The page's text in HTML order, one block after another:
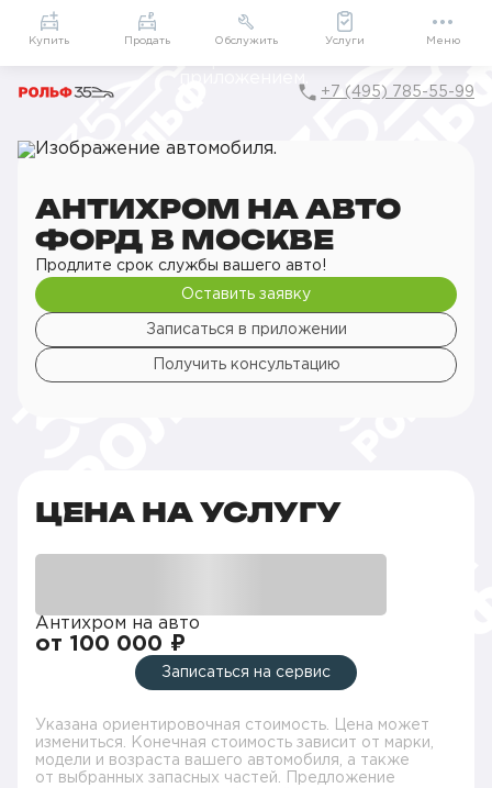
Приложение
Мой РОЛЬФ
Подарки внутри
+7 (495) 785-55-99
Главная
РОЛЬФ Сервис
Сервис Ford
Детейлинг
Оклейка деталей кузова
Антихром на авто
АНТИХРОМ НА АВТО
ФОРД В МОСКВЕ
Продлите срок службы вашего авто!
Оставить заявку
Записаться в приложении
Получить консультацию
ЦЕНА НА УСЛУГУ
Антихром на авто
от 100 000 ₽
Записаться на сервис
Указана ориентировочная стоимость. Цена может
измениться. Конечная стоимость зависит от марки,
модели и возраста вашего автомобиля, а также
от выбранных запасных частей. Предложение
Купить Продать Обслужить Услуги Меню